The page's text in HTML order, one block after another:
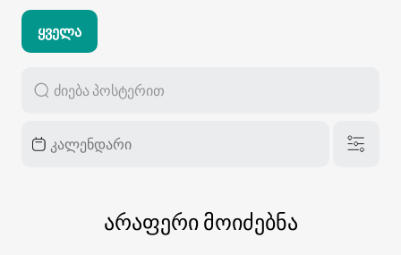
Ყველა
არაფერი მოიძებნა